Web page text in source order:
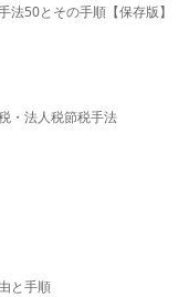
法50とその手順【保存版】
・法人税節税手法
と手順